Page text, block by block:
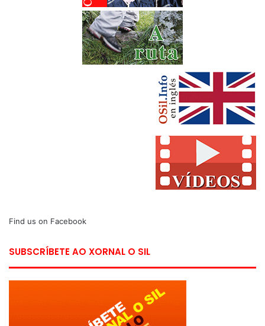
Find us on Facebook
SUBSCRÍBETE AO XORNAL O SIL